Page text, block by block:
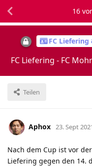
FC Liefering
FC Liefering - FC
Teilen
16
Aphox 23. Sept
Nach dem Cup ist vor
Liefering gegen den 14.